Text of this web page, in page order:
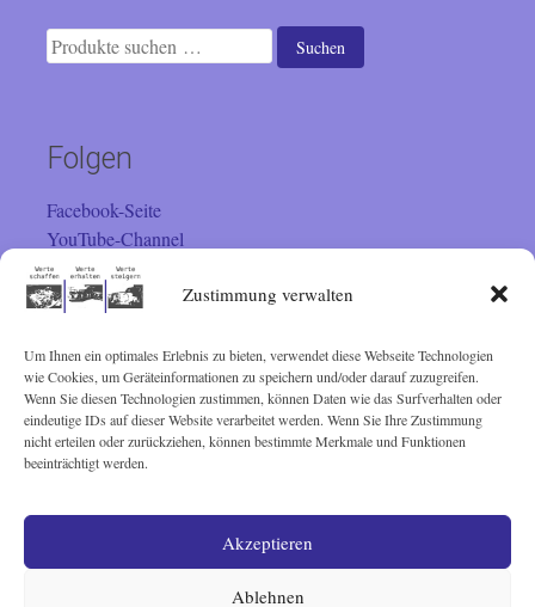
Zustimmung verwalten
Um Ihnen ein optimales Erlebnis zu bieten, verwendet diese Webseite Technologien
wie Cookies, um Geräteinformationen zu speichern und/oder darauf zuzugreifen.
Wenn Sie diesen Technologien zustimmen, können Daten wie das Surfverhalten oder
eindeutige IDs auf dieser Website verarbeitet werden. Wenn Sie Ihre Zustimmung
nicht erteilen oder zurückziehen, können bestimmte Merkmale und Funktionen
beeinträchtigt werden.
Akzeptieren
Ablehnen
Suchen
nach:
Suchen
Folgen
Facebook-Seite
YouTube-Channel
Instagram
Besucher
Sie sind seit 01.02.2001 der
© Lothar Schairer 2001 - 2025